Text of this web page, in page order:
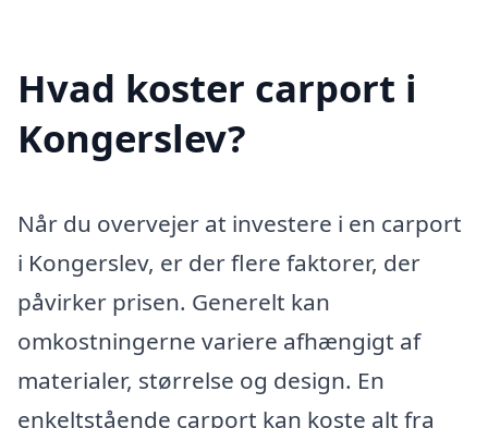
Hvad koster carport i
Kongerslev?
Når du overvejer at investere i en carport
i Kongerslev, er der flere faktorer, der
påvirker prisen. Generelt kan
omkostningerne variere afhængigt af
materialer, størrelse og design. En
enkeltstående carport kan koste alt fra